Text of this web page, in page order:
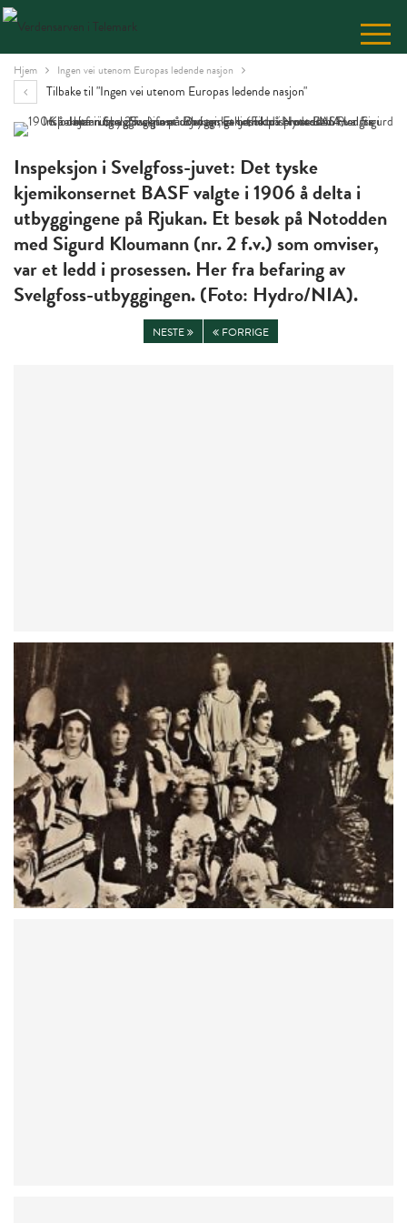
Skip
Content
Hjem Ingen vei utenom Europas ledende nasjon
Tilbake til "Ingen vei utenom Europas ledende nasjon"
Inspeksjon i Svelgfoss-juvet: Det tyske
kjemikonsernet BASF valgte i 1906 å delta i
utbyggingene på Rjukan. Et besøk på Notodden
med Sigurd Kloumann (nr. 2 f.v.) som omviser,
var et ledd i prosessen. Her fra befaring av
Svelgfoss-utbyggingen. (Foto: Hydro/NIA).
NESTE FORRIGE